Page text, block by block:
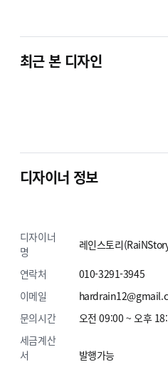
하겠습니다.
결제 전 문의하기 등 상
신청해주세요.
카카오톡 아이디 : hardrain
최근 본 디자인
디자이너 정보
디자이너
명
레인스토리
연락처
010-3291-3945
이메일
문의시간
오전 09:00 ~ 오후
세금계산
서
발행가능